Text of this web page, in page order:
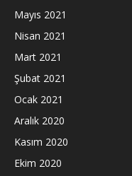
Mayıs 2021
Nisan 2021
Mart 2021
Şubat 2021
Ocak 2021
Aralık 2020
Kasım 2020
Ekim 2020